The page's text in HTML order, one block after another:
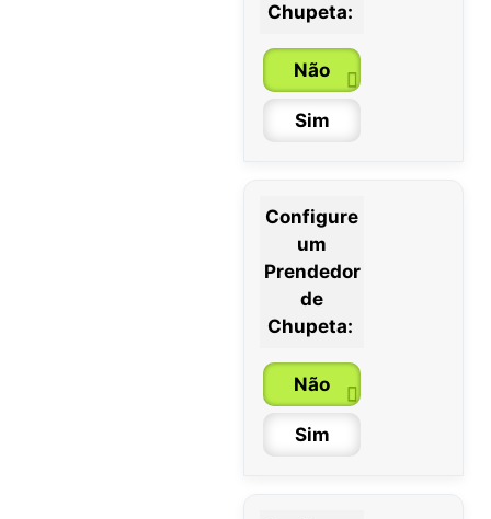
Chupeta:
Não
Sim
0 / 6 meses
6 / 36 meses
Configure
um
Prendedor
de
Chupeta:
Não
Sim